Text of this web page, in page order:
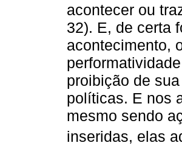
acontecer ou
32). E, de certa
acontecimento,
proibição de
políticas. E nos
mesmo sendo
inseridas, elas